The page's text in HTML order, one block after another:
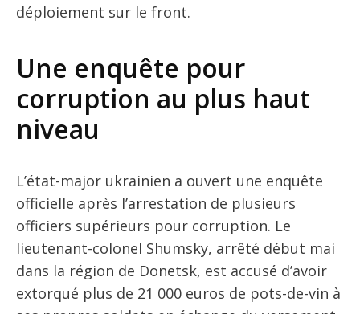
déploiement sur le front.
Une enquête pour
corruption au plus haut
niveau
L’état-major ukrainien a ouvert une enquête
officielle après l’arrestation de plusieurs
officiers supérieurs pour corruption. Le
lieutenant-colonel Shumsky, arrêté début mai
dans la région de Donetsk, est accusé d’avoir
extorqué plus de 21 000 euros de pots-de-vin à